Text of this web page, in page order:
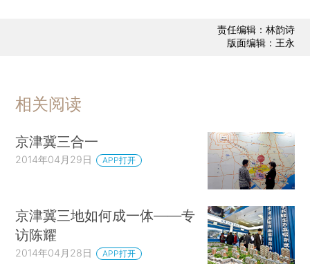
责任编辑：林韵诗
版面编辑：王永
相关阅读
京津冀三合一
2014年04月29日 APP打开
京津冀三地如何成一体——专
访陈耀
2014年04月28日 APP打开